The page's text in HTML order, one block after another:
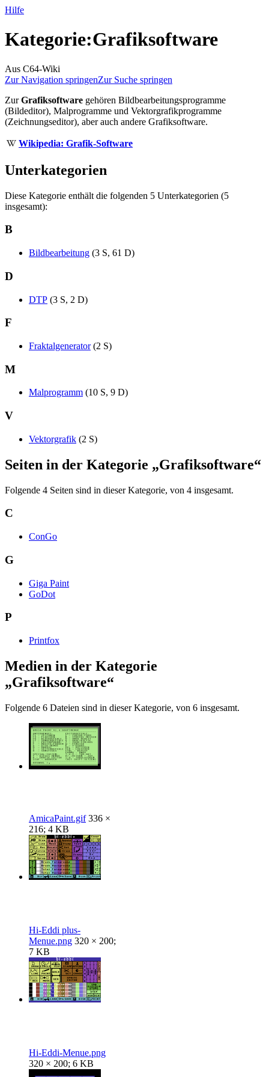
Hilfe
Kategorie:Grafiksoftware
Aus C64-Wiki
Zur Navigation springenZur Suche springen
ZurGrafiksoftware gehören Bildbearbeitungsprogramme
(Bildeditor), Malprogramme und Vektorgrafikprogramme
(Zeichnungseditor), aber auch andere Grafiksoftware.
Wikipedia: Grafik-Software
Unterkategorien
Diese Kategorie enthält die folgenden 5 Unterkategorien (5
insgesamt):
B
Bildbearbeitung (3 S, 61 D)
D
DTP (3 S, 2 D)
F
Fraktalgenerator (2 S)
M
Malprogramm (10 S, 9 D)
V
Vektorgrafik (2 S)
Seiten in der Kategorie „Grafiksoftware“
Folgende 4 Seiten sind in dieser Kategorie, von 4 insgesamt.
C
ConGo
G
Giga Paint
GoDot
P
Printfox
Medien in der Kategorie
„Grafiksoftware“
Folgende 6 Dateien sind in dieser Kategorie, von 6 insgesamt.
AmicaPaint.gif336 ×
216; 4 KB
Hi-Eddi plus-
Menue.png 320 × 200;
7 KB
Hi-Eddi-Menue.png
320 × 200; 6 KB